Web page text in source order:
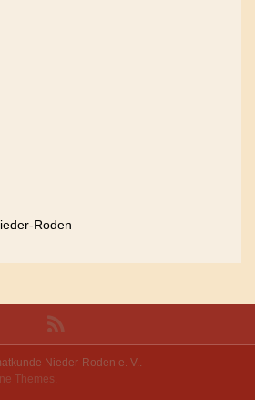
Roden
Nieder-Roden e. V..
Themes.